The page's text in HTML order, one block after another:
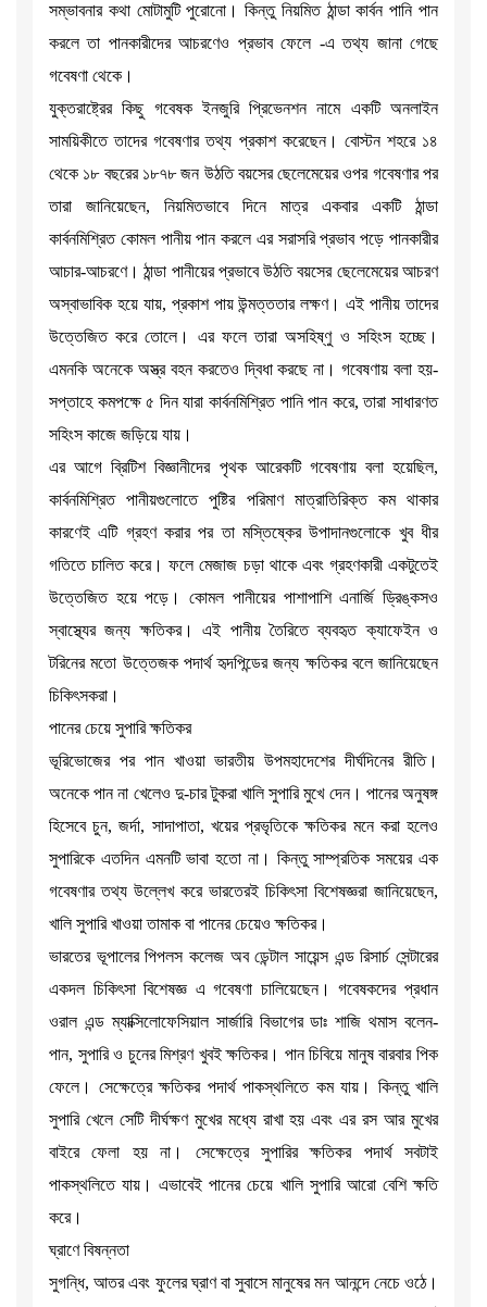
সম্ভাবনার কথা মোটামুটি পুরোনো। কিন্তু নিয়মিত ঠান্ডা কার্বন পানি পান
করলে তা পানকারীদের আচরণেও প্রভাব ফেলে -এ তথ্য জানা গেছে
গবেষণা থেকে।
যুক্তরাষ্ট্রের কিছু গবেষক ইনজুরি প্রিভেনশন নামে একটি অনলাইন
সাময়িকীতে তাদের গবেষণার তথ্য প্রকাশ করেছেন। বোস্টন শহরে ১৪
থেকে ১৮ বছরের ১৮৭৮ জন উঠতি বয়সের ছেলেমেয়ের ওপর গবেষণার পর
তারা জানিয়েছেন, নিয়মিতভাবে দিনে মাত্র একবার একটি ঠান্ডা
কার্বনমিশ্রিত কোমল পানীয় পান করলে এর সরাসরি প্রভাব পড়ে পানকারীর
আচার-আচরণে। ঠান্ডা পানীয়ের প্রভাবে উঠতি বয়সের ছেলেমেয়ের আচরণ
অস্বাভাবিক হয়ে যায়, প্রকাশ পায় উন্মত্ততার লক্ষণ। এই পানীয় তাদের
উত্তেজিত করে তোলে। এর ফলে তারা অসহিষ্ণু ও সহিংস হচ্ছে।
এমনকি অনেকে অস্ত্র বহন করতেও দ্বিধা করছে না। গবেষণায় বলা হয়-
সপ্তাহে কমপক্ষে ৫ দিন যারা কার্বনমিশ্রিত পানি পান করে, তারা সাধারণত
সহিংস কাজে জড়িয়ে যায়।
এর আগে ব্রিটিশ বিজ্ঞানীদের পৃথক আরেকটি গবেষণায় বলা হয়েছিল,
কার্বনমিশ্রিত পানীয়গুলোতে পুষ্টির পরিমাণ মাত্রাতিরিক্ত কম থাকার
কারণেই এটি গ্রহণ করার পর তা মস্তিষ্কের উপাদানগুলোকে খুব ধীর
গতিতে চালিত করে। ফলে মেজাজ চড়া থাকে এবং গ্রহণকারী একটুতেই
উত্তেজিত হয়ে পড়ে। কোমল পানীয়ের পাশাপাশি এনার্জি ড্রিঙ্কসও
স্বাস্থ্যের জন্য ক্ষতিকর। এই পানীয় তৈরিতে ব্যবহৃত ক্যাফেইন ও
টরিনের মতো উত্তেজক পদার্থ হৃদপিন্ডের জন্য ক্ষতিকর বলে জানিয়েছেন
চিকিৎসকরা।
পানের চেয়ে সুপারি ক্ষতিকর
ভূরিভোজের পর পান খাওয়া ভারতীয় উপমহাদেশের দীর্ঘদিনের রীতি।
অনেকে পান না খেলেও দু-চার টুকরা খালি সুপারি মুখে দেন। পানের অনুষঙ্গ
হিসেবে চুন, জর্দা, সাদাপাতা, খয়ের প্রভৃতিকে ক্ষতিকর মনে করা হলেও
সুপারিকে এতদিন এমনটি ভাবা হতো না। কিন্তু সাম্প্রতিক সময়ের এক
গবেষণার তথ্য উল্লেখ করে ভারতেরই চিকিৎসা বিশেষজ্ঞরা জানিয়েছেন,
খালি সুপারি খাওয়া তামাক বা পানের চেয়েও ক্ষতিকর।
ভারতের ভূপালের পিপলস কলেজ অব ডেন্টাল সায়েন্স এন্ড রিসার্চ সেন্টারের
একদল চিকিৎসা বিশেষজ্ঞ এ গবেষণা চালিয়েছেন। গবেষকদের প্রধান
ওরাল এন্ড ম্যাক্সিলোফেসিয়াল সার্জারি বিভাগের ডাঃ শাজি থমাস বলেন-
পান, সুপারি ও চুনের মিশ্রণ খুবই ক্ষতিকর। পান চিবিয়ে মানুষ বারবার পিক
ফেলে। সেক্ষেত্রে ক্ষতিকর পদার্থ পাকস্থলিতে কম যায়। কিন্তু খালি
সুপারি খেলে সেটি দীর্ঘক্ষণ মুখের মধ্যে রাখা হয় এবং এর রস আর মুখের
বাইরে ফেলা হয় না। সেক্ষেত্রে সুপারির ক্ষতিকর পদার্থ সবটাই
পাকস্থলিতে যায়। এভাবেই পানের চেয়ে খালি সুপারি আরো বেশি ক্ষতি
করে।
ঘ্রাণে বিষন্নতা
সুগন্ধি, আতর এবং ফুলের ঘ্রাণ বা সুবাসে মানুষের মন আনন্দে নেচে ওঠে।